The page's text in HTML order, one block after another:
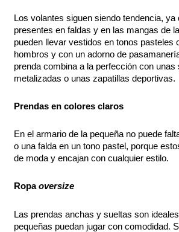
Los volantes siguen siendo tendencia, ya
presentes en faldas y en las mangas de
pueden llevar vestidos en tonos pasteles
hombros y con un adorno de
prenda combina a la perfección con unas
metalizadas o unas zapatillas deportivas.
Prendas en colores claros
En el armario de la pequeña no puede
o una falda en un tono pastel, porque
de moda y encajan con cualquier estilo.
Ropaoversize
Las prendas anchas y sueltas son
pequeñas puedan jugar con comodidad.